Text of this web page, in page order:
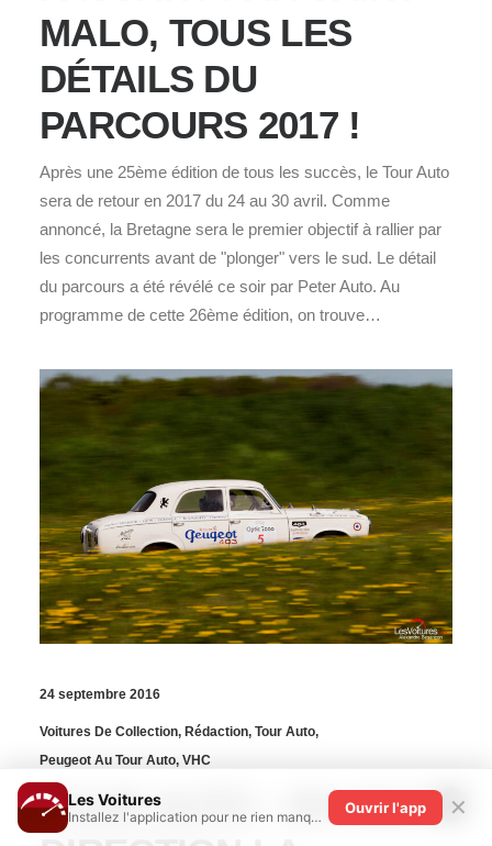
MALO, TOUS LES
DÉTAILS DU
PARCOURS 2017 !
Après une 25ème édition de tous les succès, le Tour Auto
sera de retour en 2017 du 24 au 30 avril. Comme
annoncé, la Bretagne sera le premier objectif à rallier par
les concurrents avant de "plonger" vers le sud. Le détail
du parcours a été révélé ce soir par Peter Auto. Au
programme de cette 26ème édition, on trouve…
24 septembre 2016
Voitures De Collection, Rédaction, Tour Auto,
Peugeot Au Tour Auto, VHC
TOUR AUTO : EN 2017,
Les Voitures
Installez l'application pour ne rien manquer !
Ouvrir l'app ✕